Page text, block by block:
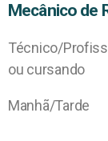
Mecânico de
Técnico/
ou cursando
Manhã/Tarde